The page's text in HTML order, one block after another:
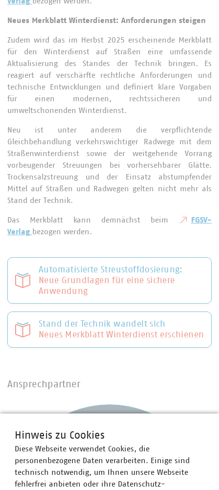
Neues Merkblatt Winterdienst: Anforderungen steigen
Zudem wird das im Herbst 2025 erscheinende Merkblatt
für den Winterdienst auf Straßen eine umfassende
Aktualisierung des Standes der Technik bringen. Es
reagiert auf verschärfte rechtliche Anforderungen und
technische Entwicklungen und definiert klare Vorgaben
für einen modernen, rechtssicheren und
umweltschonenden Winterdienst.
Neu ist unter anderem die verpflichtende
Gleichbehandlung verkehrswichtiger Radwege mit dem
Straßenwinterdienst sowie der weitgehende Vorrang
vorbeugender Streuungen bei vorhersehbarer Glätte.
Trockensalzstreuung und der Einsatz abstumpfender
Mittel auf Straßen und Radwegen gelten nicht mehr als
Stand der Technik.
Das Merkblatt kann demnächst beim
FGSV-
Verlag bezogen werden.
Automatisierte Streustoffdosierung:
Neue Grundlagen für eine sichere
Anwendung
Stand der Technik wandelt sich
Neues Merkblatt Winterdienst erschienen
Ansprechpartner
Hinweis zu Cookies
Diese Webseite verwendet Cookies, die
personenbezogene Daten verarbeiten. Einige sind
technisch notwendig, um Ihnen unsere Webseite
fehlerfrei anbieten oder ihre Datenschutz-